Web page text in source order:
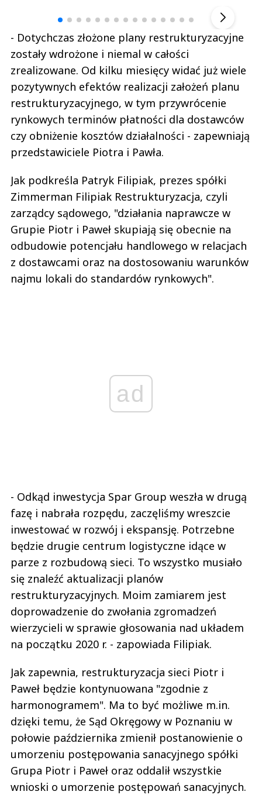
- Dotychczas złożone plany restrukturyzacyjne
zostały wdrożone i niemal w całości
zrealizowane. Od kilku miesięcy widać już wiele
pozytywnych efektów realizacji założeń planu
restrukturyzacyjnego, w tym przywrócenie
rynkowych terminów płatności dla dostawców
czy obniżenie kosztów działalności - zapewniają
przedstawiciele Piotra i Pawła.
Jak podkreśla Patryk Filipiak, prezes spółki
Zimmerman Filipiak Restrukturyzacja, czyli
zarządcy sądowego, "działania naprawcze w
Grupie Piotr i Paweł skupiają się obecnie na
odbudowie potencjału handlowego w relacjach
z dostawcami oraz na dostosowaniu warunków
najmu lokali do standardów rynkowych".
ad
- Odkąd inwestycja Spar Group weszła w drugą
fazę i nabrała rozpędu, zaczęliśmy wreszcie
inwestować w rozwój i ekspansję. Potrzebne
będzie drugie centrum logistyczne idące w
parze z rozbudową sieci. To wszystko musiało
się znaleźć aktualizacji planów
restrukturyzacyjnych. Moim zamiarem jest
doprowadzenie do zwołania zgromadzeń
wierzycieli w sprawie głosowania nad układem
na początku 2020 r. - zapowiada Filipiak.
Jak zapewnia, restrukturyzacja sieci Piotr i
Paweł będzie kontynuowana "zgodnie z
harmonogramem". Ma to być możliwe m.in.
dzięki temu, że Sąd Okręgowy w Poznaniu w
połowie października zmienił postanowienie o
umorzeniu postępowania sanacyjnego spółki
Grupa Piotr i Paweł oraz oddalił wszystkie
wnioski o umorzenie postępowań sanacyjnych.